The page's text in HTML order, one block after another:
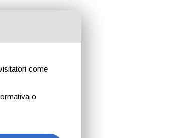
come
o